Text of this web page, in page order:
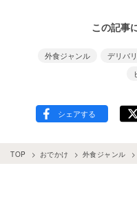
この記事
外食ジャンル デリバ
TOP おでかけ 外食ジャンル